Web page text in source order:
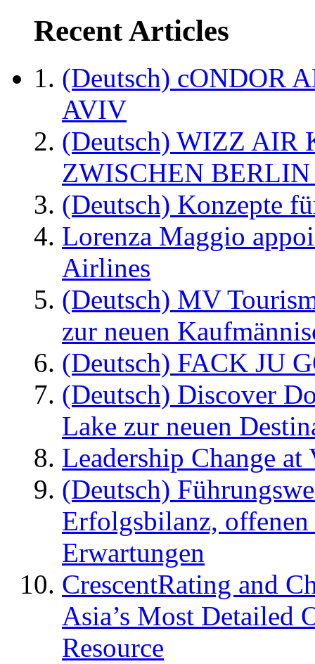
Recent Articles
(Deutsch) cONDOR
AVIV
(Deutsch) WIZZ AIR
ZWISCHEN
(Deutsch) Konzepte
Lorenza Maggio
Airlines
(Deutsch) MV
zur neuen
(Deutsch) FACK JU
(Deutsch) Discover
Lake zur neuen
Leadership Change
(Deutsch)
Erfolgsbilanz,
Erwartungen
CrescentRating and
Asia’s Most Detailed
Resource